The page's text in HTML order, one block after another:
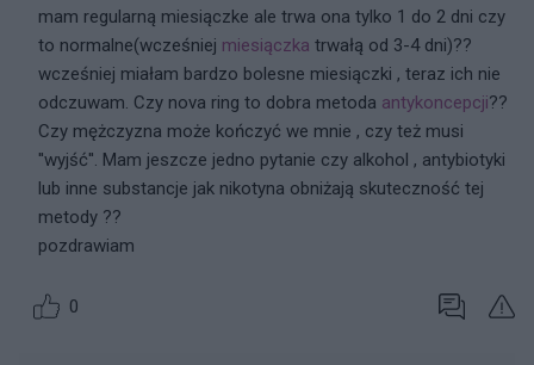
mam regularną miesiączke ale trwa ona tylko 1 do 2 dni czy
to normalne(wcześniej miesiączka trwałą od 3-4 dni)??
wcześniej miałam bardzo bolesne miesiączki , teraz ich nie
odczuwam. Czy nova ring to dobra metoda antykoncepcji??
Czy mężczyzna może kończyć we mnie , czy też musi
''wyjść''. Mam jeszcze jedno pytanie czy alkohol , antybiotyki
lub inne substancje jak nikotyna obniżają skuteczność tej
metody ??
pozdrawiam
0